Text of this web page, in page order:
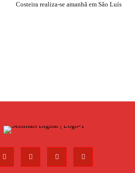
Costeira realiza-se amanhã em São Luís